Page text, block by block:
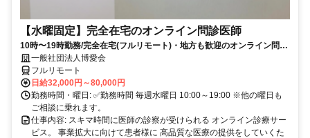
【水曜固定】完全在宅のオンライン問診医師
10時〜19時勤務/完全在宅(フルリモート)・地方も歓迎のオンライン問診
業務一般社団法人博愛会
フルリモート
日給32,000円～80,000円
勤務時間・曜日: ✅勤務時間 毎週水曜日 10:00～19:00 ※他の曜日も
ご相談に乗れます。
仕事内容: スキマ時間に医師の診察が受けられる オンライン診療サー
ビス。 事業拡大に向けて患者様に 高品質な医療の提供をしていくた